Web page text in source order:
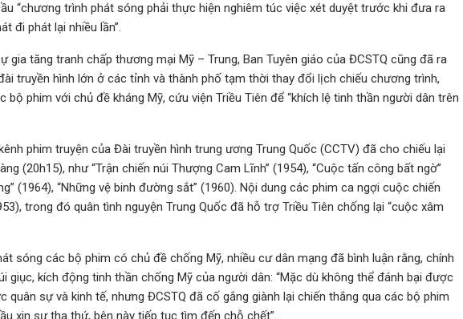
“chương trình phát sóng phải thực hiện nghiêm túc việc xét duyệt trước khi đưa ra
đi phát lại nhiều lần”.
gia tăng tranh chấp thương mại Mỹ – Trung, Ban Tuyên giáo của ĐCSTQ cũng đã ra
truyền hình lớn ở các tỉnh và thành phố tạm thời thay đổi lịch chiếu chương trình,
phim với chủ đề kháng Mỹ, cứu viện Triều Tiên để “khích lệ tinh thần người dân trên
phim truyện của Đài truyền hình trung ương Trung Quốc (CCTV) đã cho chiếu lại
(20h15), như “Trận chiến núi Thượng Cam Lĩnh” (1954), “Cuộc tấn công bất ngờ”
(1964), “Những vệ binh đường sắt” (1960). Nội dung các phim ca ngợi cuộc chiến
trong đó quân tình nguyện Trung Quốc đã hỗ trợ Triều Tiên chống lại “cuộc xâm
sóng các bộ phim có chủ đề chống Mỹ, nhiều cư dân mạng đã bình luận rằng, chính
giục, kích động tinh thần chống Mỹ của người dân: “Mặc dù không thể đánh bại được
quân sự và kinh tế, nhưng ĐCSTQ đã cố gắng giành lại chiến thắng qua các bộ phim
xin sự tha thứ, bên này tiếp tục tìm đến chỗ chết”.